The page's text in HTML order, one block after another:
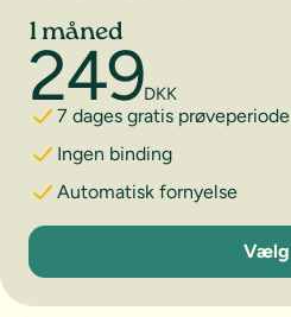
1 måned
249DKK
7 dages gratis prøveperiode
Ingen binding
Automatisk fornyelse
1 måned
Vælg